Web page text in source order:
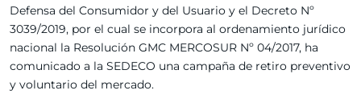
Defensa del Consumidor y del Usuario y el Decreto Nº
3039/2019, por el cual se incorpora al ordenamiento jurídico
nacional la Resolución GMC MERCOSUR Nº 04/2017, ha
comunicado a la SEDECO una campaña de retiro preventivo
y voluntario del mercado.